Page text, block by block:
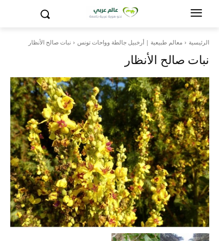
الرئيسية معالم طبيعية | أرخبيل جالطة وواحات تونس نبات صالح الأنظار
نبات صالح الأنظار